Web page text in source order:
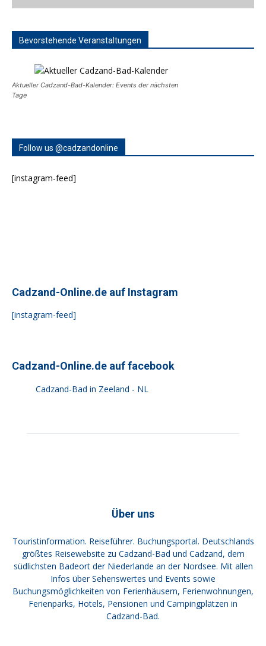
Bevorstehende Veranstaltungen
Aktueller Cadzand-Bad-Kalender: Events der nächsten
Tage
Follow us @cadzandonline
[instagram-feed]
Cadzand-Online.de auf Instagram
[instagram-feed]
Cadzand-Online.de auf facebook
Cadzand-Bad in Zeeland - NL
Über uns
Touristinformation. Reiseführer. Buchungsportal. Deutschlands
größtes Reisewebsite zu Cadzand-Bad und Cadzand, dem
südlichsten Badeort der Niederlande an der Nordsee. Mit allen
Infos über Sehenswertes und Events sowie
Buchungsmöglichkeiten von Ferienhäusern, Ferienwohnungen,
Ferienparks, Hotels, Pensionen und Campingplätzen in
Cadzand-Bad.